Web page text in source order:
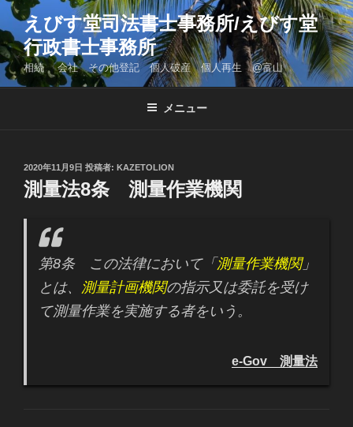
コ
ン
テ
ン
ツ
えびす堂司法書士事務所/えびす堂
行政書士事務所
相続 会社 その他登記 個人破産 個人再生 @富山
メニュー
投
稿
日:
2020年11月9日 投稿者: KAZETOLION
測量法8条 測量作業機関
第8条 この法律において「 測量作業機関」
とは、 測量計画機関の指示又は委託を受け
て測量作業を実施する者をいう。
e-Gov 測量法